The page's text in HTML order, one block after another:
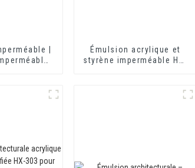
|
Émulsion acrylique et
styrène imperméable HX-
et au ciment d'isolation